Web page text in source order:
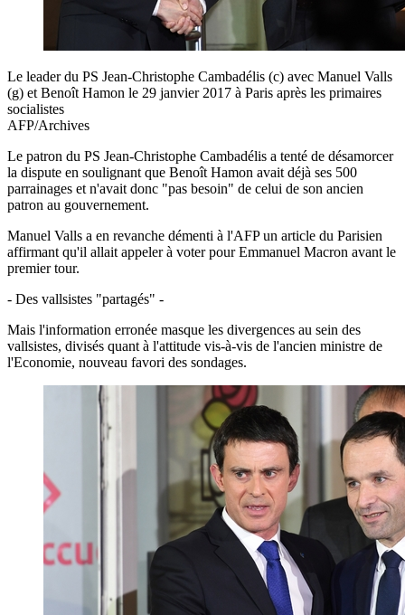
Le leader du PS Jean-Christophe Cambadélis (c) avec Manuel Valls
(g) et Benoît Hamon le 29 janvier 2017 à Paris après les primaires
socialistes
AFP/Archives
Le patron du PS Jean-Christophe Cambadélis a tenté de désamorcer
la dispute en soulignant que Benoît Hamon avait déjà ses 500
parrainages et n'avait donc "pas besoin" de celui de son ancien
patron au gouvernement.
Manuel Valls a en revanche démenti à l'AFP un article du Parisien
affirmant qu'il allait appeler à voter pour Emmanuel Macron avant le
premier tour.
- Des vallsistes "partagés" -
Mais l'information erronée masque les divergences au sein des
vallsistes, divisés quant à l'attitude vis-à-vis de l'ancien ministre de
l'Economie, nouveau favori des sondages.